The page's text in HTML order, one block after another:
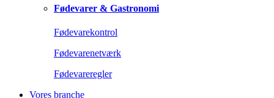
Fødevarer & Gastronomi
Fødevarekontrol
Fødevarenetværk
Fødevareregler
Vores branche